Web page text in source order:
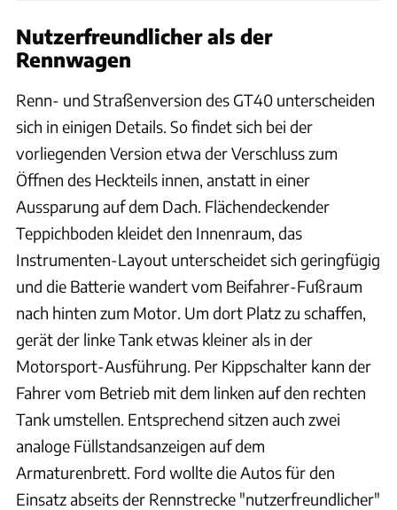
Nutzerfreundlicher als der
Rennwagen
Renn- und Straßenversion des GT40 unterscheiden
sich in einigen Details. So findet sich bei der
vorliegenden Version etwa der Verschluss zum
Öffnen des Heckteils innen, anstatt in einer
Aussparung auf dem Dach. Flächendeckender
Teppichboden kleidet den Innenraum, das
Instrumenten-Layout unterscheidet sich geringfügig
und die Batterie wandert vom Beifahrer-Fußraum
nach hinten zum Motor. Um dort Platz zu schaffen,
gerät der linke Tank etwas kleiner als in der
Motorsport-Ausführung. Per Kippschalter kann der
Fahrer vom Betrieb mit dem linken auf den rechten
Tank umstellen. Entsprechend sitzen auch zwei
analoge Füllstandsanzeigen auf dem
Armaturenbrett. Ford wollte die Autos für den
Einsatz abseits der Rennstrecke "nutzerfreundlicher"